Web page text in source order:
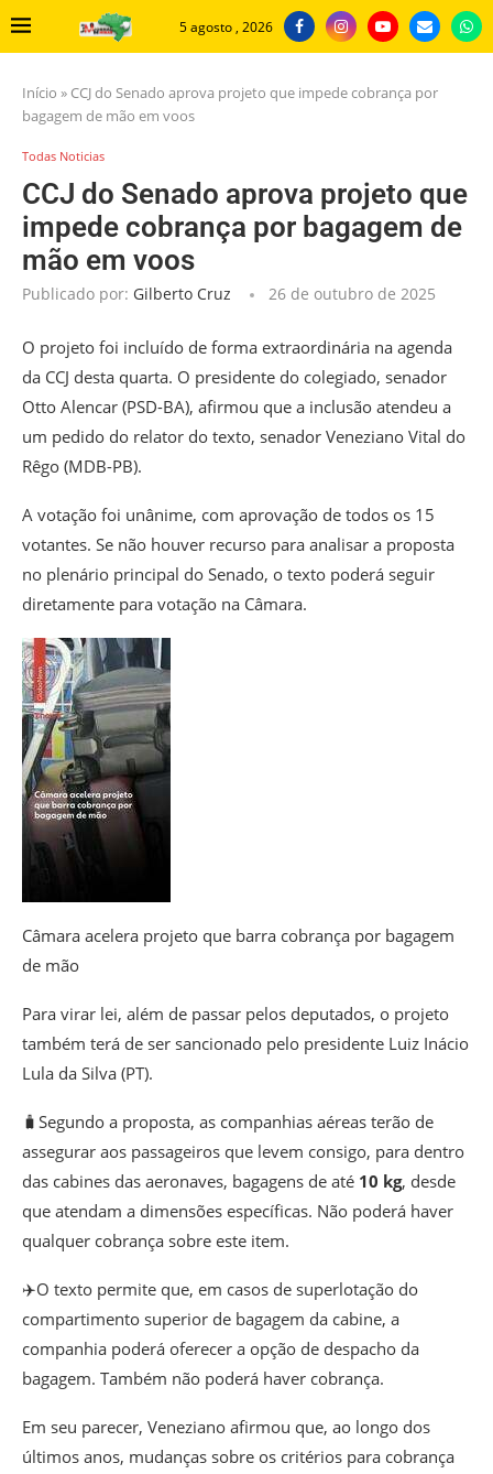
5 agosto , 2026
Início » CCJ do Senado aprova projeto que impede cobrança por
bagagem de mão em voos
Todas Noticias
CCJ do Senado aprova projeto que
impede cobrança por bagagem de
mão em voos
Publicado por: Gilberto Cruz 26 de outubro de 2025
O projeto foi incluído de forma extraordinária na agenda
da CCJ desta quarta. O presidente do colegiado, senador
Otto Alencar (PSD-BA), afirmou que a inclusão atendeu a
um pedido do relator do texto, senador Veneziano Vital do
Rêgo (MDB-PB).
A votação foi unânime, com aprovação de todos os 15
votantes. Se não houver recurso para analisar a proposta
no plenário principal do Senado, o texto poderá seguir
diretamente para votação na Câmara.
Câmara acelera projeto que barra cobrança por bagagem
de mão
Para virar lei, além de passar pelos deputados, o projeto
também terá de ser sancionado pelo presidente Luiz Inácio
Lula da Silva (PT).
🧳Segundo a proposta, as companhias aéreas terão de
assegurar aos passageiros que levem consigo, para dentro
das cabines das aeronaves, bagagens de até 10 kg, desde
que atendam a dimensões específicas. Não poderá haver
qualquer cobrança sobre este item.
✈️O texto permite que, em casos de superlotação do
compartimento superior de bagagem da cabine, a
companhia poderá oferecer a opção de despacho da
bagagem. Também não poderá haver cobrança.
Em seu parecer, Veneziano afirmou que, ao longo dos
últimos anos, mudanças sobre os critérios para cobrança